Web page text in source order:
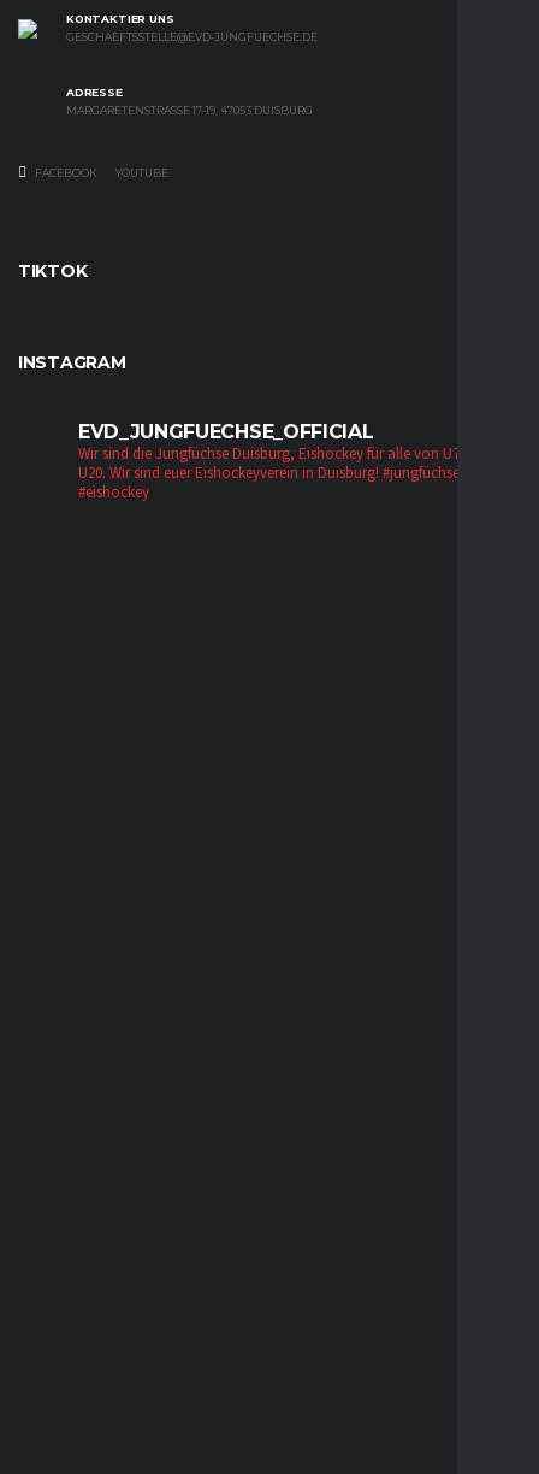
KONTAKTIER UNS
GESCHAEFTSSTELLE@EVD-JUNGFUECHSE.DE
ADRESSE
MARGARETENSTRASSE 17-19, 47053 DUISBURG
FACEBOOK YOUTUBE
TIKTOK
INSTAGRAM
EVD_JUNGFUECHSE_OFFICIAL
Wir sind die Jungfüchse Duisburg, Eishockey für alle von U7 bis zur
U20. Wir sind euer Eishockeyverein in Duisburg! #jungfüchse #evd
#eishockey